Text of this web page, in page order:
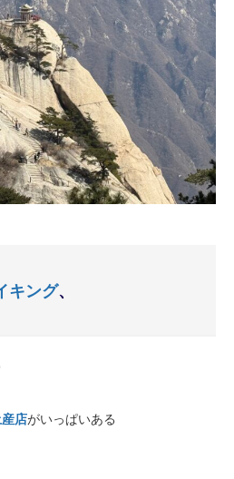
キング、
店がいっぱいある